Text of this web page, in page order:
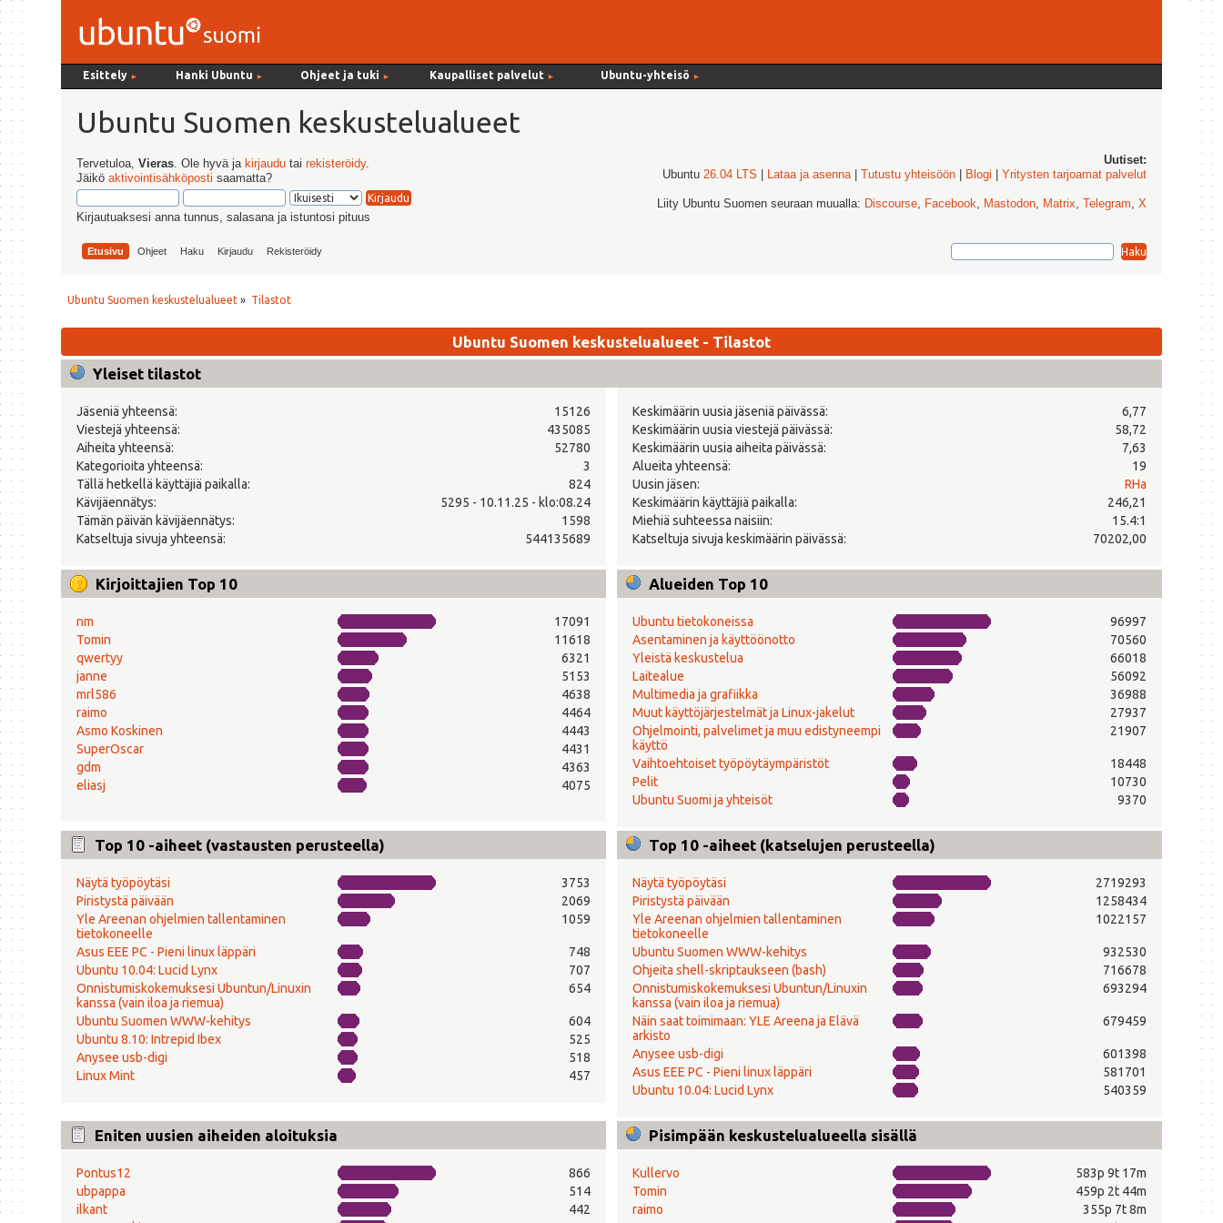
Esittely ► Hanki Ubuntu ► Ohjeet ja tuki ► Kaupalliset palvelut ► Ubuntu-yhteisö ►
Ubuntu Suomen keskustelualueet
Tervetuloa, Vieras. Ole hyvä ja kirjaudutai rekisteröidy.
Jäikö aktivointisähköposti saamatta?
Kirjautuaksesi anna tunnus, salasana ja istuntosi pituus
Uutiset:
Ubuntu26.04 LTS Lataa ja asenna|Tutustu yhteisöön Blogi |Yritysten tarjoamat palvelut
Liity Ubuntu Suomen seuraan muualla: Discourse, Facebook, Mastodon, Matrix,Telegram,X
Etusivu Ohjeet Haku Kirjaudu Rekisteröidy
Ubuntu Suomen keskustelualueet » Tilastot
Ubuntu Suomen keskustelualueet - Tilastot
Yleiset tilastot
Jäseniä yhteensä:
15126
Viestejä yhteensä:
435085
Aiheita yhteensä:
52780
Kategorioita yhteensä:
3
Tällä hetkellä käyttäjiä paikalla:
824
Kävijäennätys:
5295 - 10.11.25 - klo:08.24
Tämän päivän kävijäennätys:
1598
Katseltuja sivuja yhteensä:
544135689
Keskimäärin uusia jäseniä päivässä:
6,77
Keskimäärin uusia viestejä päivässä:
58,72
Keskimäärin uusia aiheita päivässä:
7,63
Alueita yhteensä:
19
Uusin jäsen:
RHa
Keskimäärin käyttäjiä paikalla:
246,21
Miehiä suhteessa naisiin:
15.4:1
Katseltuja sivuja keskimäärin päivässä:
70202,00
Kirjoittajien Top 10
nm
17091
Tomin
11618
qwertyy
6321
janne
5153
mrl586
4638
raimo
4464
Asmo Koskinen
4443
SuperOscar
4431
gdm
4363
eliasj
4075
Alueiden Top 10
Ubuntu tietokoneissa
96997
Asentaminen ja käyttöönotto
70560
Yleistä keskustelua
66018
Laitealue
56092
Multimedia ja grafiikka
36988
Muut käyttöjärjestelmät ja Linux-jakelut
27937
Ohjelmointi, palvelimet ja muu edistyneempi
käyttö
21907
Vaihtoehtoiset työpöytäympäristöt
18448
Pelit
10730
Ubuntu Suomi ja yhteisöt
9370
Top 10 -aiheet (vastausten perusteella)
Näytä työpöytäsi
3753
Piristystä päivään
2069
Yle Areenan ohjelmien tallentaminen
tietokoneelle
1059
Asus EEE PC - Pieni linux läppäri
748
Ubuntu 10.04: Lucid Lynx
707
Onnistumiskokemuksesi Ubuntun/Linuxin
kanssa (vain iloa ja riemua)
654
Ubuntu Suomen WWW-kehitys
604
Ubuntu 8.10: Intrepid Ibex
525
Anysee usb-digi
518
Linux Mint
457
Top 10 -aiheet (katselujen perusteella)
Näytä työpöytäsi
2719293
Piristystä päivään
1258434
Yle Areenan ohjelmien tallentaminen
tietokoneelle
1022157
Ubuntu Suomen WWW-kehitys
932530
Ohjeita shell-skriptaukseen (bash)
716678
Onnistumiskokemuksesi Ubuntun/Linuxin
kanssa (vain iloa ja riemua)
693294
Näin saat toimimaan: YLE Areena ja Elävä
arkisto
679459
Anysee usb-digi
601398
Asus EEE PC - Pieni linux läppäri
581701
Ubuntu 10.04: Lucid Lynx
540359
Eniten uusien aiheiden aloituksia
Pontus12
866
ubpappa
514
ilkant
442
Pisimpään keskustelualueella sisällä
Kullervo
583p 9t 17m
Tomin
459p 2t 44m
raimo
355p 7t 8m